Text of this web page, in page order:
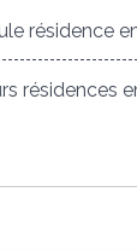
résidence
résidences